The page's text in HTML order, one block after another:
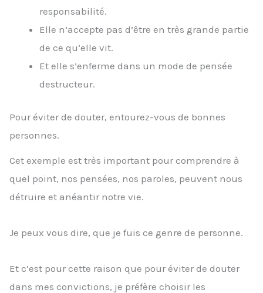
responsabilité.
Elle n’accepte pas d’être en très grande partie
de ce qu’elle vit.
Et elle s’enferme dans un mode de pensée
destructeur.
Pour éviter de douter, entourez-vous de bonnes
personnes.
Cet exemple est très important pour comprendre à
quel point, nos pensées, nos paroles, peuvent nous
détruire et anéantir notre vie.
Je peux vous dire, que je fuis ce genre de personne.
Et c’est pour cette raison que pour éviter de douter
dans mes convictions, je préfère choisir les